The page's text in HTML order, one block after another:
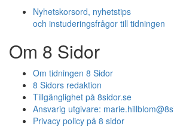
Nyhetskorsord, nyhetstips
och instuderingsfrågor till tidningen
Om 8 Sidor
Om tidningen 8 Sidor
8 Sidors redaktion
Tillgänglighet på 8sidor.se
Ansvarig utgivare:
Privacy policy på 8 sidor